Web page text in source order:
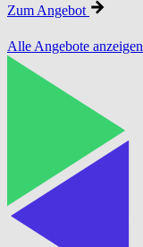
Zum Angebot
Alle Angebote anzeigen